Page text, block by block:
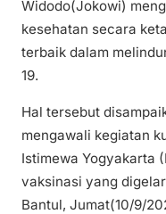
Widodo(Jokowi)
kesehatan secara
terbaik dalam
19.
Hal tersebut
mengawali kegiatan
Istimewa Yogyakarta
vaksinasi yang
Bantul, Jumat(10/9/